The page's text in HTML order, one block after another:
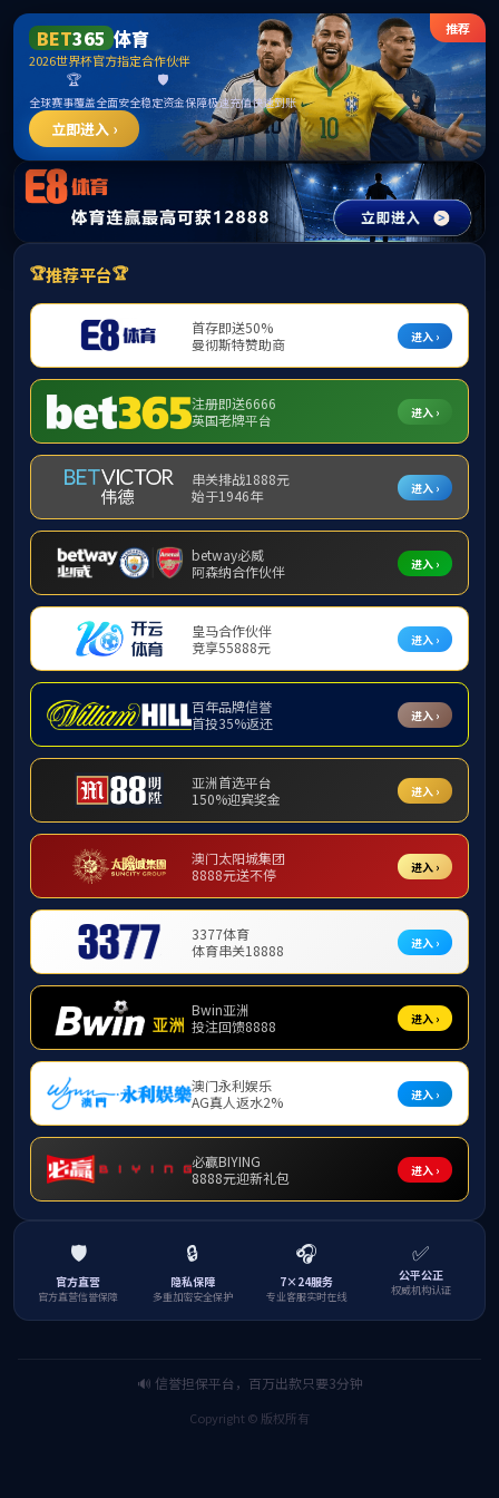
中国·必威(bw·西汉姆联)有限公司-Offic
ial website
全资企业 参股企业 代管企业 控股企业
四川供销进出口贸易有限公司
< 返回列表
>
友情链接：
(bw·西汉姆联)有限公司-Official w